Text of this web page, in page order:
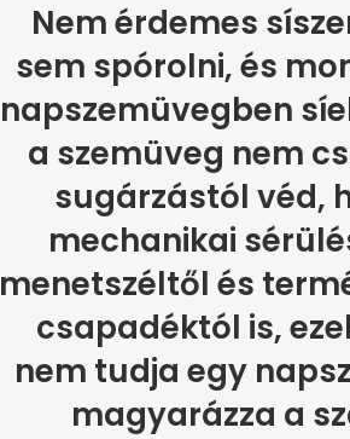
Nem érdemes
sem spórolni, és
napszemüvegben
a szemüveg nem
sugárzástól véd,
mechanikai
menetszéltől és
csapadéktól is,
nem tudja egy
magyarázza a